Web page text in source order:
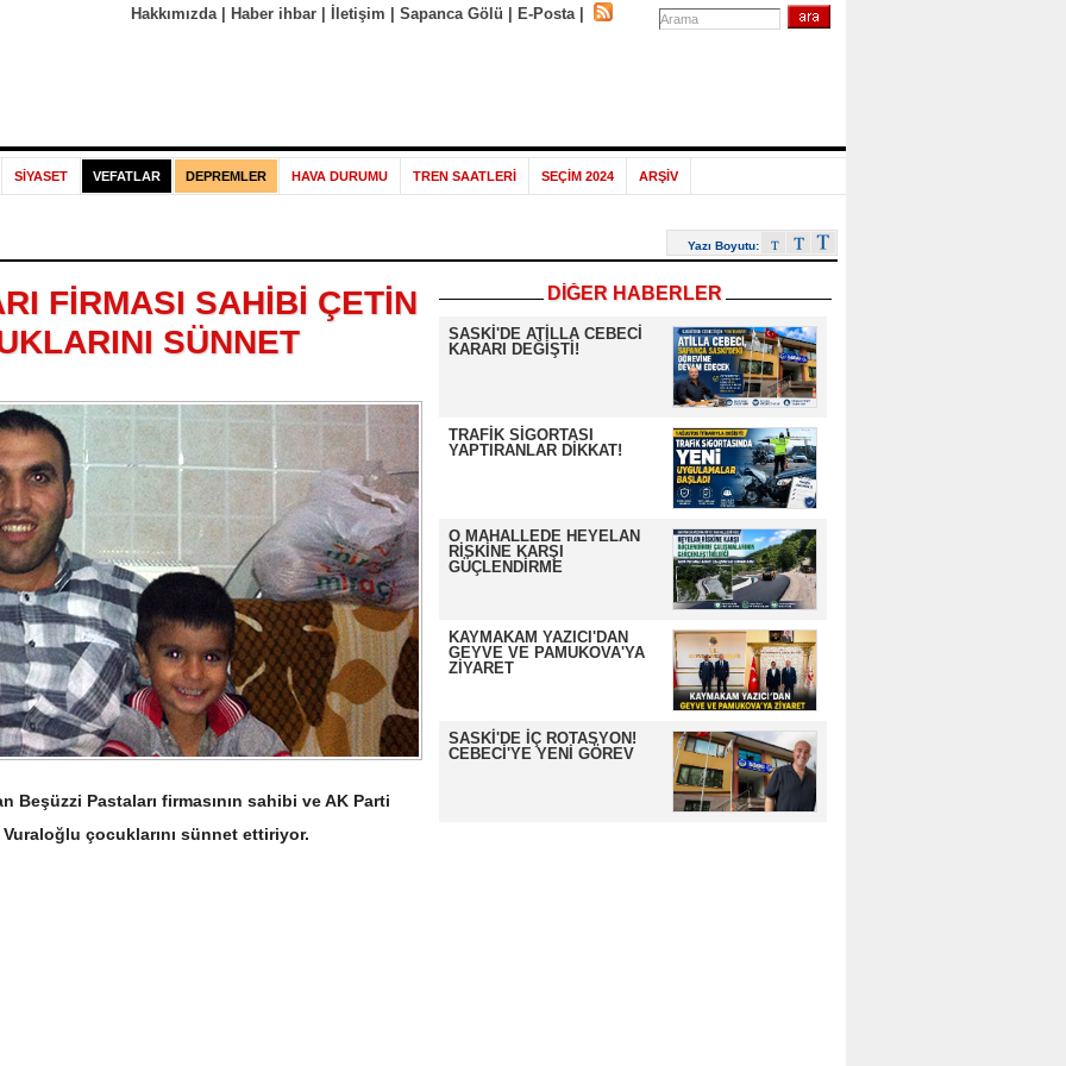
Hakkımızda| Haber ihbar| İletişim Sapanca Gölü E-Posta|
SİYASET VEFATLAR DEPREMLER HAVA DURUMU TREN SAATLERİ SEÇİM 2024 ARŞİV
Yazı Boyutu:
DİĞER HABERLER
SASKİ'DE ATİLLA CEBECİ
KARARI DEĞİŞTİ!
TRAFİK SİGORTASI
YAPTIRANLAR DİKKAT!
O MAHALLEDE HEYELAN
RİSKİNE KARŞI
GÜÇLENDİRME
KAYMAKAM YAZICI'DAN
GEYVE VE PAMUKOVA'YA
ZİYARET
SASKİ'DE İÇ ROTASYON!
CEBECİ'YE YENİ GÖREV
FİRMASI SAHİBİ ÇETİN
SÜNNET
Beşüzzi Pastaları firmasının sahibi ve AK Parti
çocuklarını sünnet ettiriyor.